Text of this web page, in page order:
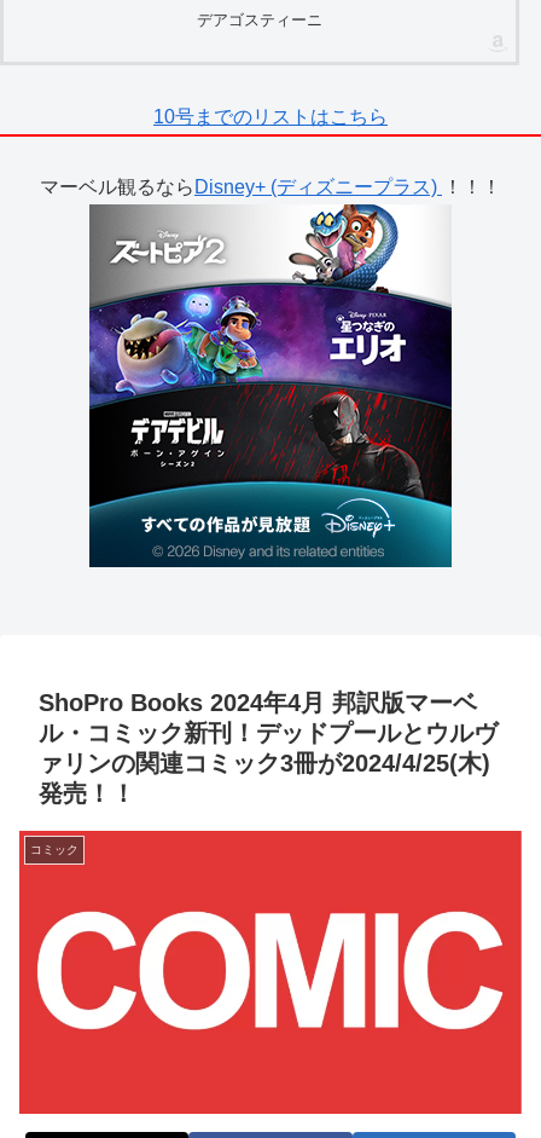
デアゴスティーニ
10号までのリストはこちら
マーベル観るなら Disney+ (ディズニープラス) ！！！
ShoPro Books 2024年4月 邦訳版マーベ
ル・コミック新刊！デッドプールとウルヴ
ァリンの関連コミック3冊が2024/4/25(木)
発売！！
コミック